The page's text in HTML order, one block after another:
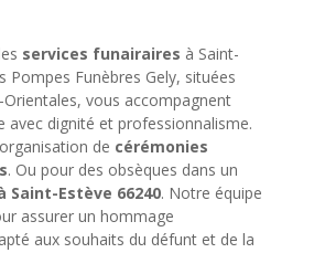
services funairaires à Saint-
Pompes Funèbres Gely, situées
Orientales, vous accompagnent
avec dignité et professionnalisme.
de cérémonies
. Ou pour des obsèques dans un
Saint-Estève 66240. Notre équipe
assurer un hommage
aux souhaits du défunt et de la